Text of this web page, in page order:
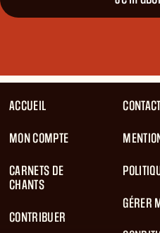
ACCUEIL
MON COMPTE
CARNETS DE
CHANTS
CONTRIBUER
CONTACT
GÉRER